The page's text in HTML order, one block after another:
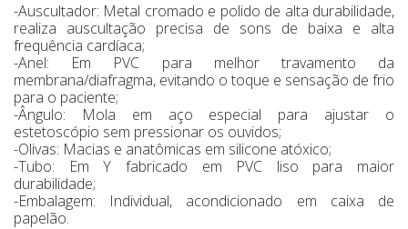
-Auscultador: Metal cromado e polido de alta durabilidade,
realiza auscultação precisa de sons de baixa e alta
frequência cardíaca;
-Anel: Em PVC para melhor travamento da
membrana/diafragma, evitando o toque e sensação de frio
para o paciente;
-Ângulo: Mola em aço especial para ajustar o
estetoscópio sem pressionar os ouvidos;
-Olivas: Macias e anatômicas em silicone atóxico;
-Tubo: Em Y fabricado em PVC liso para maior
durabilidade;
-Embalagem: Individual, acondicionado em caixa de
papelão.